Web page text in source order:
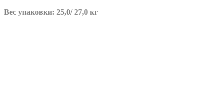
Вес упаковки: 25,0/ 27,0 кг